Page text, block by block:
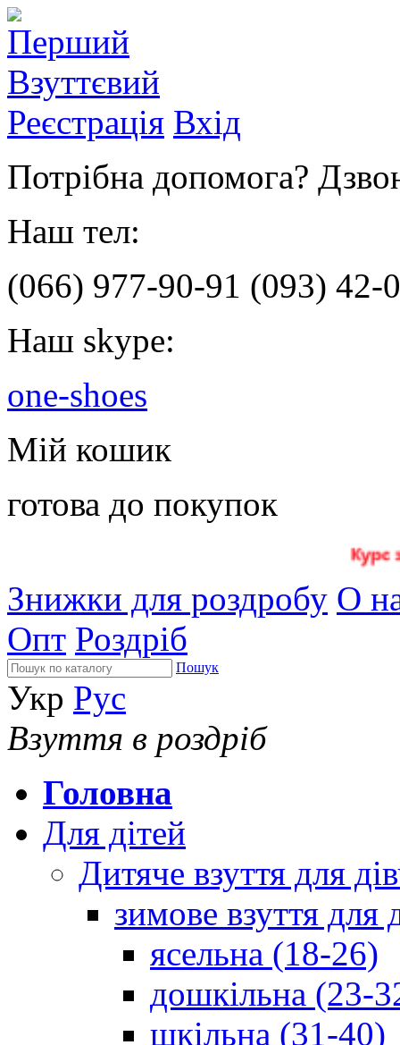
Реєстрація Вхід
Потрібна допомога?
Наш тел:
(066) 977-90-91 (093) 42-
Наш skype:
one-shoes
Мій кошик
готова до покупок
Знижки для роздробу О
Опт Роздріб
Пошук
Укр Рус
Взуття в роздріб
Головна
Для дітей
Дитяче взуття для
зимове взуття для
ясельна (18-26)
дошкільна (23-
шкільна (31-40)